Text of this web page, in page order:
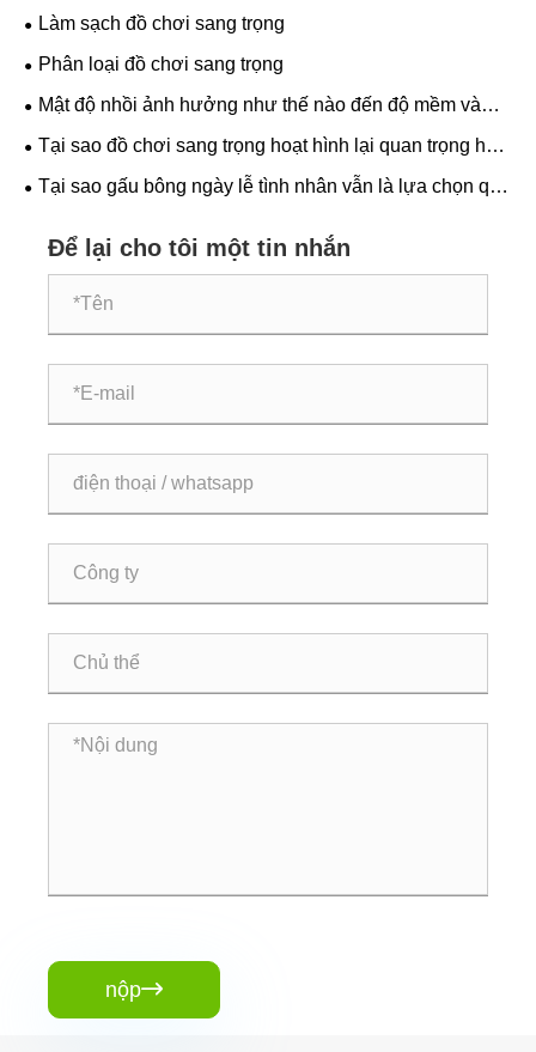
Làm sạch đồ chơi sang trọng
Phân loại đồ chơi sang trọng
Mật độ nhồi ảnh hưởng như thế nào đến độ mềm và
khả năng giữ hình dạng của đồ chơi sang trọng?
Tại sao đồ chơi sang trọng hoạt hình lại quan trọng hơn
vào mùa đông?
Tại sao gấu bông ngày lễ tình nhân vẫn là lựa chọn quà
Để lại cho tôi một tin nhắn
nộp